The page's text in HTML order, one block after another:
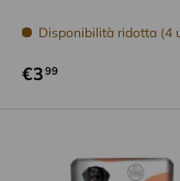
Disponibilità ridotta (4
€399